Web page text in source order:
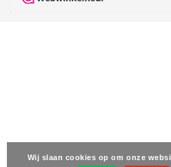
Wij slaan cookies op om onze